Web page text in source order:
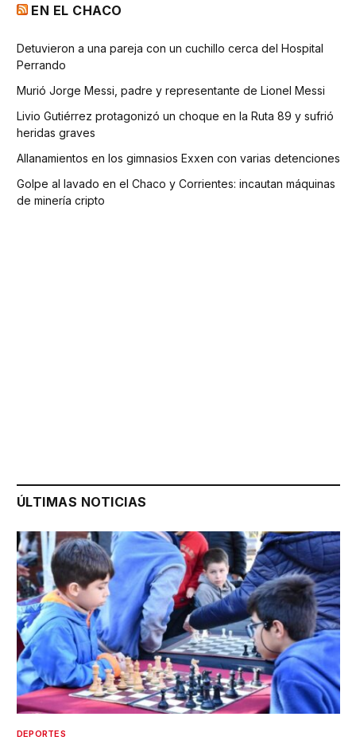
EN EL CHACO
Detuvieron a una pareja con un cuchillo cerca del Hospital
Perrando
Murió Jorge Messi, padre y representante de Lionel Messi
Livio Gutiérrez protagonizó un choque en la Ruta 89 y sufrió
heridas graves
Allanamientos en los gimnasios Exxen con varias detenciones
Golpe al lavado en el Chaco y Corrientes: incautan máquinas
de minería cripto
ÚLTIMAS NOTICIAS
DEPORTES